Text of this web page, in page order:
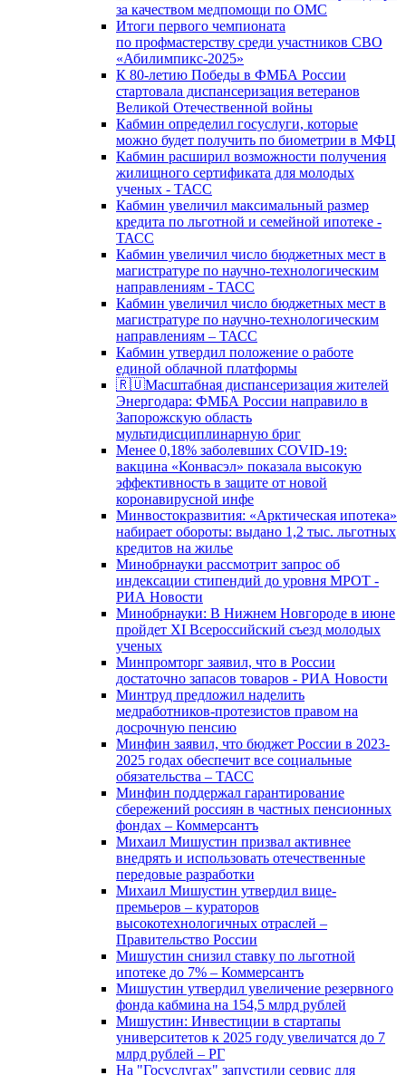
за качеством медпомощи по ОМС
Итоги первого чемпионата
по профмастерству среди участников СВО
«Абилимпикс-2025»
К 80-летию Победы в ФМБА России
стартовала диспансеризация ветеранов
Великой Отечественной войны
Кабмин определил госуслуги, которые
можно будет получить по биометрии в МФЦ
Кабмин расширил возможности получения
жилищного сертификата для молодых
ученых - ТАСС
Кабмин увеличил максимальный размер
кредита по льготной и семейной ипотеке -
ТАСС
Кабмин увеличил число бюджетных мест в
магистратуре по научно-технологическим
направлениям - ТАСС
Кабмин увеличил число бюджетных мест в
магистратуре по научно-технологическим
направлениям – ТАСС
Кабмин утвердил положение о работе
единой облачной платформы
🇷🇺Масштабная диспансеризация жителей
Энергодара: ФМБА России направило в
Запорожскую область
мультидисциплинарную бриг
Менее 0,18% заболевших COVID-19:
вакцина «Конвасэл» показала высокую
эффективность в защите от новой
коронавирусной инфе
Минвостокразвития: «Арктическая ипотека»
набирает обороты: выдано 1,2 тыс. льготных
кредитов на жилье
Минобрнауки рассмотрит запрос об
индексации стипендий до уровня МРОТ -
РИА Новости
Минобрнауки: В Нижнем Новгороде в июне
пройдет XI Всероссийский съезд молодых
ученых
Минпромторг заявил, что в России
достаточно запасов товаров - РИА Новости
Минтруд предложил наделить
медработников-протезистов правом на
досрочную пенсию
Минфин заявил, что бюджет России в 2023-
2025 годах обеспечит все социальные
обязательства – ТАСС
Минфин поддержал гарантирование
сбережений россиян в частных пенсионных
фондах – Коммерсантъ
Михаил Мишустин призвал активнее
внедрять и использовать отечественные
передовые разработки
Михаил Мишустин утвердил вице-
премьеров – кураторов
высокотехнологичных отраслей –
Правительство России
Мишустин снизил ставку по льготной
ипотеке до 7% – Коммерсантъ
Мишустин утвердил увеличение резервного
фонда кабмина на 154,5 млрд рублей
Мишустин: Инвестиции в стартапы
университетов к 2025 году увеличатся до 7
млрд рублей – РГ
На "Госуслугах" запустили сервис для